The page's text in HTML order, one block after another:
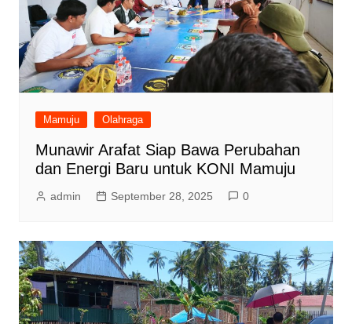
Mamuju Olahraga
Munawir Arafat Siap Bawa Perubahan
dan Energi Baru untuk KONI Mamuju
admin September 28, 2025 0